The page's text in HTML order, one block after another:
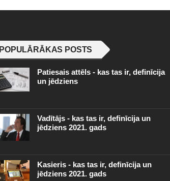
POPULĀRĀKAS POSTS
Patiesais attēls - kas tas ir, definīcija
un jēdziens
Vadītājs - kas tas ir, definīcija un
jēdziens 2021. gads
Kasieris - kas tas ir, definīcija un
jēdziens 2021. gads